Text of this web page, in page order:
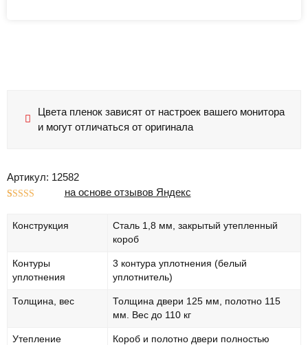
Артикул: 12582
основе
на основе отзывов Яндекс
Конструкция
Сталь 1,8 мм, закрытый утепленный
короб
Контуры
уплотнения
3 контура уплотнения (белый
уплотнитель)
Толщина, вес
Толщина двери 125 мм, полотно 115
мм. Вес до 110 кг
Утепление
Короб и полотно двери полностью
Цвета пленок зависят от настроек вашего монитора
и могут отличаться от оригинала